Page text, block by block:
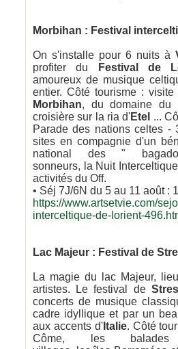
Morbihan : Festival
On s'installe pour 6 nuits à
profiter du
Festival de
amoureux de musique
entier. Côté tourisme :
Morbihan, du domaine du
croisière sur la ria d'Etel ...
Parade des nations celtes -
sites en compagnie d'un
national des "
sonneurs, la Nuit
activités du Off.
• Séj 7J/6N du 5 au 11 août :
https://www.artsetvie.com/
interceltique-de-lorient-
Lac Majeur : Festival de
La magie du lac Majeur,
artistes. Le festival de
concerts de musique
cadre idyllique et par un
aux accents d'Italie. Côté
Côme, les